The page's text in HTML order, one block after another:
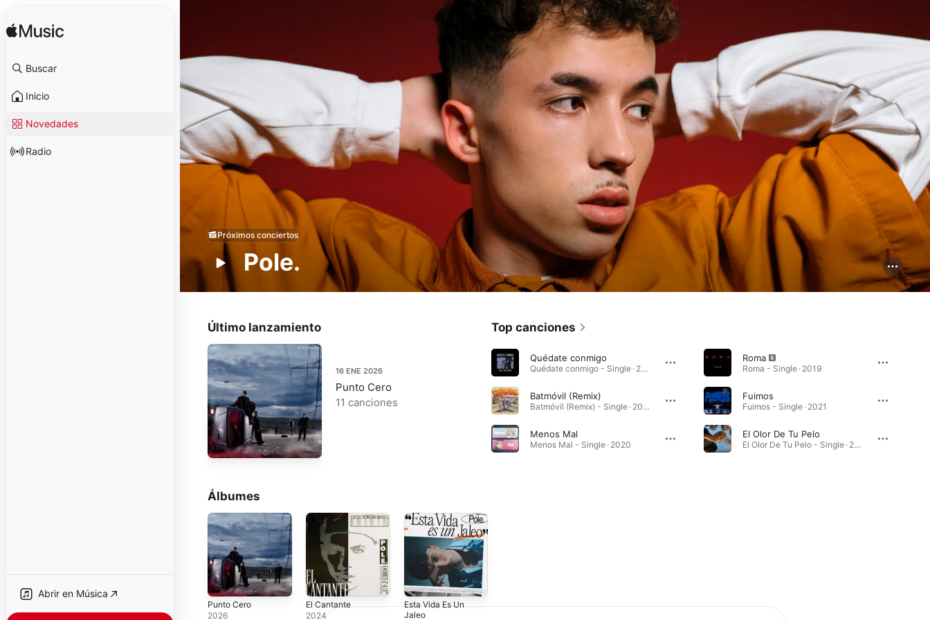
Buscar
Inicio
Novedades
Radio
Abrir en Música
Pole.
Próximos conciertos
Último lanzamiento
16 ENE 2026
Punto Cero
11 canciones
Top canciones
Quédate conmigo
Quédate conmigo - Single · 2019
Batmóvil (Remix)
Batmóvil (Remix) - Single · 2020
Menos Mal
Menos Mal - Single · 2020
Roma
Roma - Single · 2019
Fuimos
Fuimos - Single · 2021
El Olor De Tu Pelo
El Olor De Tu Pelo - Single · 2023
Álbumes
Punto Cero
2026
El Cantante
2024
Esta Vida Es Un
Jaleo